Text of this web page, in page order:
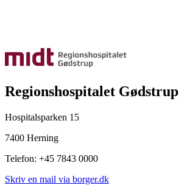
Regionshospitalet Gødstrup
Hospitalsparken 15
7400 Herning
Telefon: +45 7843 0000
Skriv en mail via borger.dk